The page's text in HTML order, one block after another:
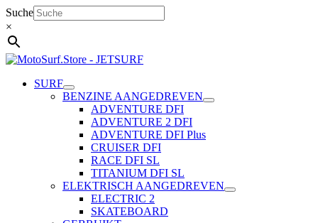
Ga
naar
de
inhoud
Suche
×
SURF
BENZINE AANGEDREVEN
ADVENTURE DFI
ADVENTURE 2 DFI
ADVENTURE DFI Plus
CRUISER DFI
RACE DFI SL
TITANIUM DFI SL
ELEKTRISCH AANGEDREVEN
ELECTRIC 2
SKATEBOARD